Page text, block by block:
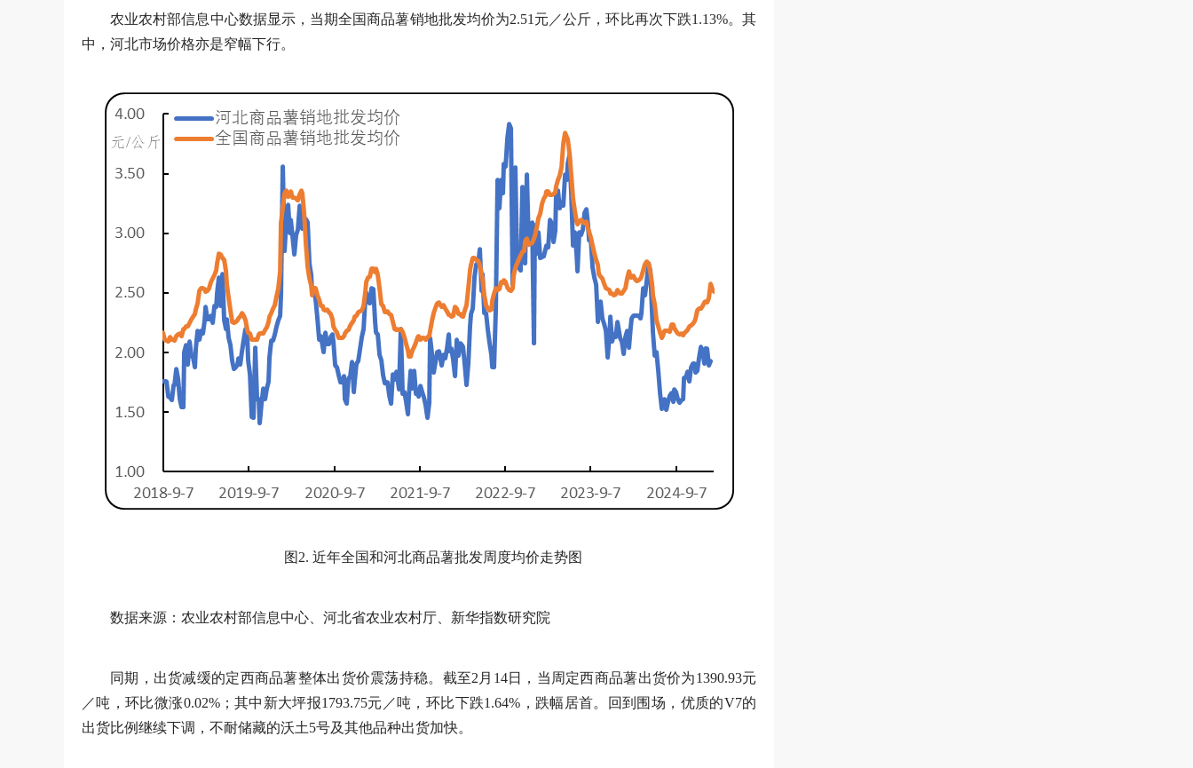
农业农村部信息中心数据显示，当期全国商品薯销地批发均价为2.51元／公斤，环比再次下跌1.13%。其
中，河北市场价格亦是窄幅下行。
图2. 近年全国和河北商品薯批发周度均价走势图
数据来源：农业农村部信息中心、河北省农业农村厅、新华指数研究院
同期，出货减缓的定西商品薯整体出货价震荡持稳。截至2月14日，当周定西商品薯出货价为1390.93元
／吨，环比微涨0.02%；其中新大坪报1793.75元／吨，环比下跌1.64%，跌幅居首。回到围场，优质的V7的
出货比例继续下调，不耐储藏的沃土5号及其他品种出货加快。